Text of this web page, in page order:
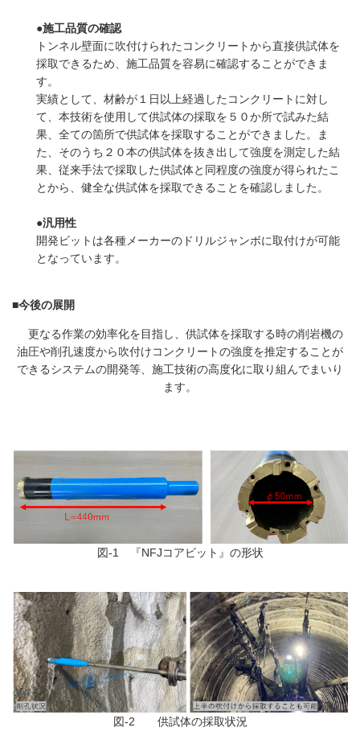
●施工品質の確認
トンネル壁面に吹付けられたコンクリートから直接供試体を
採取できるため、施工品質を容易に確認することができま
す。
実績として、材齢が１日以上経過したコンクリートに対し
て、本技術を使用して供試体の採取を５０か所で試みた結
果、全ての箇所で供試体を採取することができました。ま
た、そのうち２０本の供試体を抜き出して強度を測定した結
果、従来手法で採取した供試体と同程度の強度が得られたこ
とから、健全な供試体を採取できることを確認しました。
●汎用性
開発ビットは各種メーカーのドリルジャンボに取付けが可能
となっています。
■今後の展開
更なる作業の効率化を目指し、供試体を採取する時の削岩機の
油圧や削孔速度から吹付けコンクリートの強度を推定することが
できるシステムの開発等、施工技術の高度化に取り組んでまいり
ます。
図-1 『NFJコアビット』の形状
図-2 供試体の採取状況